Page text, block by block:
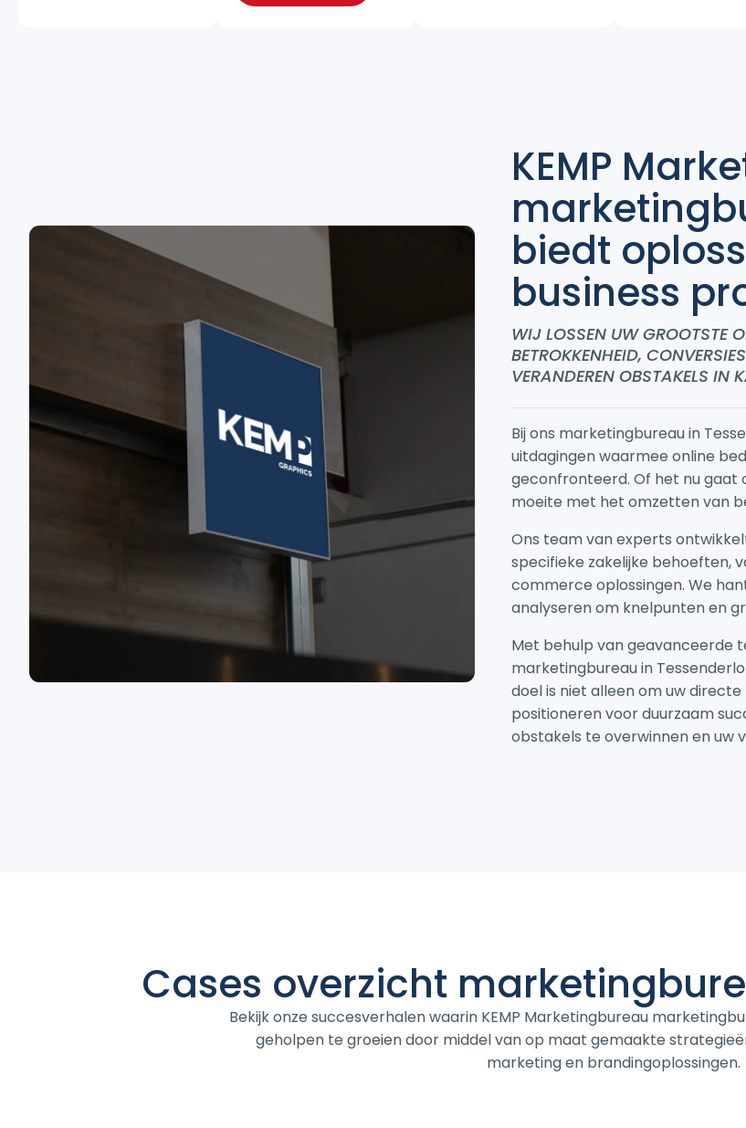
KEMP
biedt
business
WIJ LOSSEN UW GROOTSTE
BETROKKENHEID,
VERANDEREN OBSTAKELS IN
Bij ons marketingbureau in
uitdagingen waarmee online
geconfronteerd. Of het nu gaat
moeite met het omzetten van
Ons team van experts
specifieke zakelijke behoeften,
commerce oplossingen. We
analyseren om knelpunten en
Met behulp van geavanceerde
marketingbureau in
doel is niet alleen om uw
positioneren voor duurzaam
obstakels te overwinnen en uw
Cases overzicht
Bekijk onze succesverhalen waarin KEMP Marketingbureau
geholpen te groeien door middel van op maat gemaakte
marketing en brandingoplossingen.